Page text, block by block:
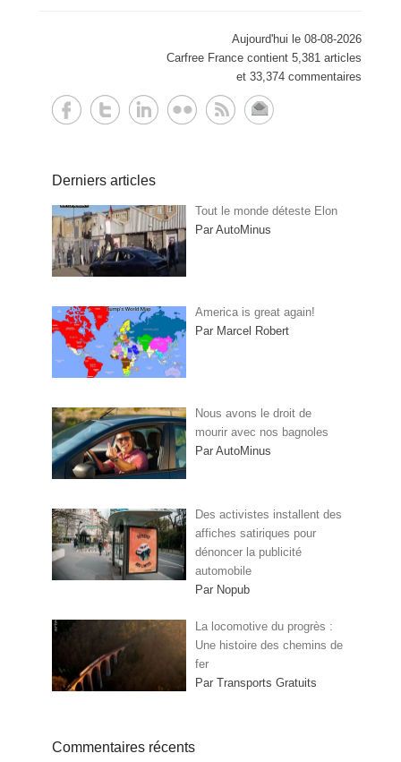
Aujourd'hui le 08-08-2026
Carfree France contient 5,381 articles
et 33,374 commentaires
Derniers articles
Tout le monde déteste Elon
Par AutoMinus
America is great again!
Par Marcel Robert
Nous avons le droit de
mourir avec nos bagnoles
Par AutoMinus
Des activistes installent des
affiches satiriques pour
dénoncer la publicité
automobile
Par Nopub
La locomotive du progrès :
Une histoire des chemins de
fer
Par Transports Gratuits
Commentaires récents